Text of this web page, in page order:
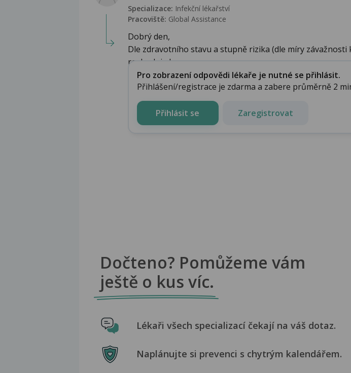
Specializace: Infekční lékařství‎
Pracoviště: Global Assistance
Dobrý den,
Dle zdravotního stavu a stupně rizika (dle míry závažnosti
rozhoduje kr...
Pro zobrazení odpovědi lékaře je nutné se přihlásit.
Přihlášení/registrace je zdarma a zabere průměrně 2
Přihlásit se Zaregistrovat
Dočteno? Pomůžeme vám
ještě o kus víc.
Lékaři všech specializací čekají na váš dotaz.
Naplánujte si prevenci s chytrým kalendářem.